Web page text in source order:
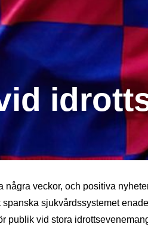
veckor, och positiva
sjukvårdssystemet
publik vid stora